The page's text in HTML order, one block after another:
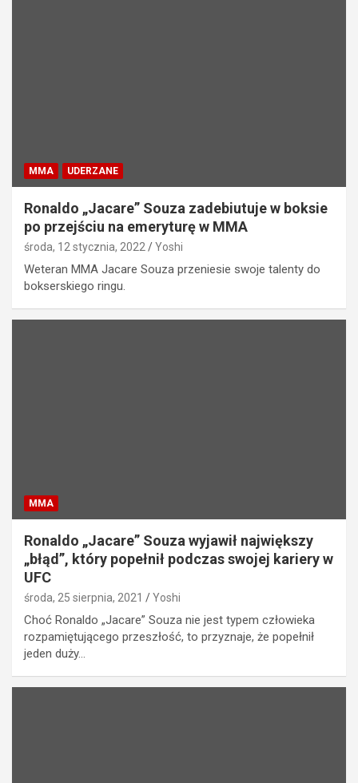
MMA UDERZANE
Ronaldo „Jacare” Souza zadebiutuje w boksie
po przejściu na emeryturę w MMA
środa, 12 stycznia, 2022 Yoshi
Weteran MMA Jacare Souza przeniesie swoje talenty do
bokserskiego ringu.
MMA
Ronaldo „Jacare” Souza wyjawił największy
„błąd”, który popełnił podczas swojej kariery w
UFC
środa, 25 sierpnia, 2021 Yoshi
Choć Ronaldo „Jacare” Souza nie jest typem człowieka
rozpamiętującego przeszłość, to przyznaje, że popełnił
jeden duży…